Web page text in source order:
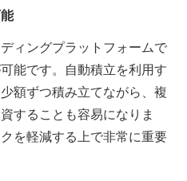
ィングプラットフォームで
能です。自動積立を利用す
額ずつ積み立てながら、複
することも容易になりま
を軽減する上で非常に重要